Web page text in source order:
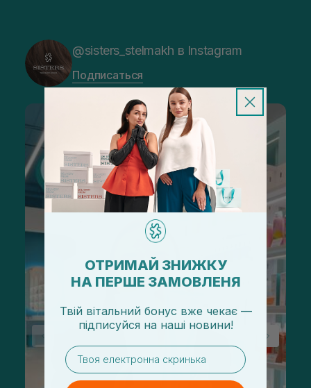
@sisters_stelmakh в Instagram
Подписаться
ОТРИМАЙ ЗНИЖКУ
НА ПЕРШЕ ЗАМОВЛЕНЯ
Твій вітальний бонус вже чекає —
підписуйся на наші новини!
email